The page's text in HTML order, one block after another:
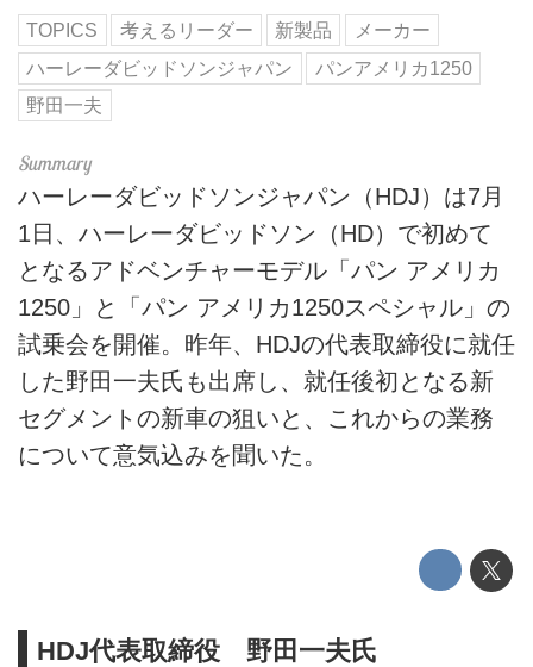
TOPICS 考えるリーダー 新製品
メーカー
ハーレーダビッドソンジャパン
パンアメリカ1250
野田一夫
ハーレーダビッドソンジャパン（HDJ）は7月
1日、ハーレーダビッドソン（HD）で初めて
となるアドベンチャーモデル「パン アメリカ
1250」と「パン アメリカ1250スペシャル」の
試乗会を開催。昨年、HDJの代表取締役に就任
した野田一夫氏も出席し、就任後初となる新
セグメントの新車の狙いと、これからの業務
について意気込みを聞いた。
HDJ代表取締役 野田一夫氏